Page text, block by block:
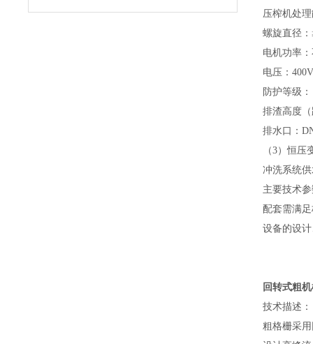
压榨机处
螺旋直径：
电机功率
电压：
防护等级：
排渣高度
排水口：
（3）恒压
冲洗系统
主要技术
配套需满
设备的设
回转式粗
技术描述 ：
粗格栅采